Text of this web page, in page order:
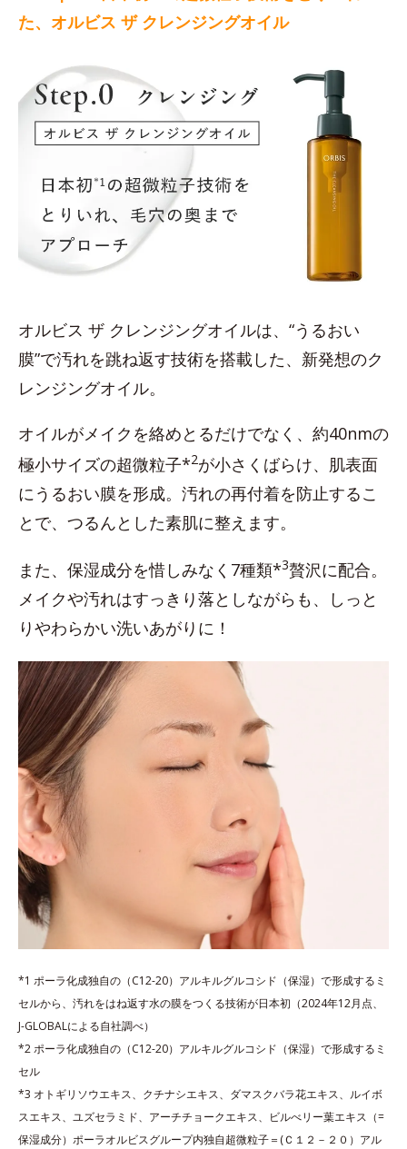
た、オルビス ザ クレンジングオイル
オルビス ザ クレンジングオイルは、“うるおい
膜”で汚れを跳ね返す技術を搭載した、新発想のク
レンジングオイル。
オイルがメイクを絡めとるだけでなく、約40nmの
極小サイズの超微粒子*2が小さくばらけ、肌表面
にうるおい膜を形成。汚れの再付着を防止するこ
とで、つるんとした素肌に整えます。
また、保湿成分を惜しみなく7種類*3贅沢に配合。
メイクや汚れはすっきり落としながらも、しっと
りやわらかい洗いあがりに！
*1 ポーラ化成独自の（C12-20）アルキルグルコシド（保湿）で形成するミ
セルから、汚れをはね返す水の膜をつくる技術が日本初（2024年12月点、
J-GLOBALによる自社調べ）
*2 ポーラ化成独自の（C12-20）アルキルグルコシド（保湿）で形成するミ
セル
*3 オトギリソウエキス、クチナシエキス、ダマスクバラ花エキス、ルイボ
スエキス、ユズセラミド、アーチチョークエキス、ビルべリー葉エキス（=
保湿成分）ポーラオルビスグループ内独自超微粒子＝(Ｃ１２－２０）アル